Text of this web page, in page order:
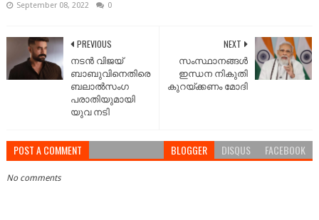
September 08, 2022 0
NEXT
സംസ്ഥാനങ്ങള്‍
ഇന്ധന നികുതി
കുറയ്ക്കണം മോദി
PREVIOUS
നടൻ വിജയ്
ബാബുവിനെതിരെ
ബലാൽസംഗ
പരാതിയുമായി
യുവ നടി
POST A COMMENT BLOGGER DISQUS FACEBOOK
No comments